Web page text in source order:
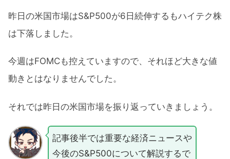
昨日の米国市場はS&P500が6日続伸するもハイテク株
は下落しました。
今週はFOMCも控えていますので、それほど大きな値
動きとはなりませんでした。
それでは昨日の米国市場を振り返っていきましょう。
記事後半では重要な経済ニュースや
今後のS&P500について解説するで